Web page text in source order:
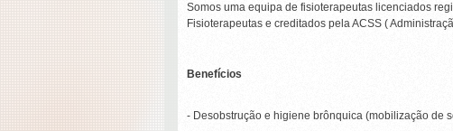
Somos uma equipa de fisioterapeutas licenciados
Fisioterapeutas e creditados pela ACSS (
Benefícios
- Desobstrução e higiene brônquica (mobilização de